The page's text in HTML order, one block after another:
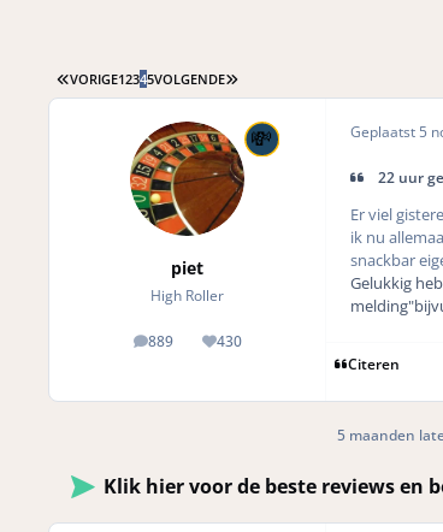
EERSTE PAGINA
VORIGE12345VOLGENDE LAATSTE PAGINA
piet
High Roller
889
posts 430
Reputation
Geplaatst 5
22 uur
Er viel
ik nu
snackbar
Gelukkig
Citeren
5 maanden
Klik hier voor de beste reviews en